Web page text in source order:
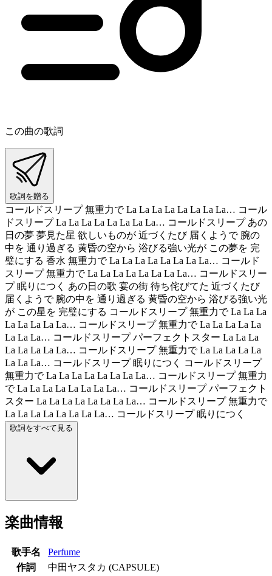
この曲の歌詞
歌詞を贈る
コールドスリープ 無重力で La La La La La La La La… コール
ドスリープ La La La La La La La La… コールドスリープ あの
日の夢 夢見た星 欲しいものが 近づくたび 届くようで 腕の
中を 通り過ぎる 黄昏の空から 浴びる強い光が この夢を 完
璧にする 香水 無重力で La La La La La La La La… コールド
スリープ 無重力で La La La La La La La La… コールドスリー
プ 眠りにつく あの日の歌 宴の街 待ち侘びてた 近づくたび
届くようで 腕の中を 通り過ぎる 黄昏の空から 浴びる強い光
が この星を 完璧にする コールドスリープ 無重力で La La La
La La La La La… コールドスリープ 無重力で La La La La La
La La La… コールドスリープ パーフェクトスター La La La
La La La La La… コールドスリープ 無重力で La La La La La
La La La… コールドスリープ 眠りにつく コールドスリープ
無重力で La La La La La La La La… コールドスリープ 無重力
で La La La La La La La La… コールドスリープ パーフェクト
スター La La La La La La La La… コールドスリープ 無重力で
La La La La La La La La… コールドスリープ 眠りにつく
歌詞をすべて見る
楽曲情報
歌手名
Perfume
作詞
中田ヤスタカ (CAPSULE)